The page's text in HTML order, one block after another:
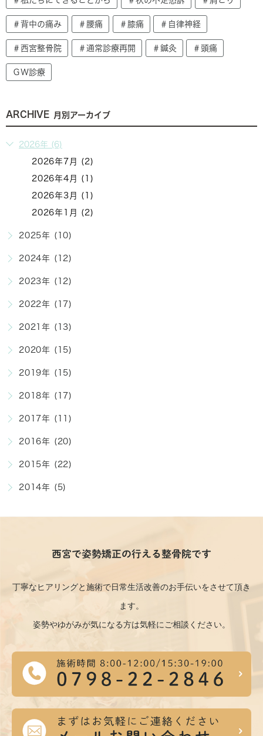
＃背中の痛み ＃腰痛 ＃膝痛 ＃自律神経
＃西宮整骨院 ＃通常診療再開 ＃鍼灸 ＃頭痛
ＧＷ診療
ARCHIVE 月別アーカイブ
2026年 (6)
2026年7月 (2)
2026年4月 (1)
2026年3月 (1)
2026年1月 (2)
2025年 (10)
2024年 (12)
2023年 (12)
2022年 (17)
2021年 (13)
2020年 (15)
2019年 (15)
2018年 (17)
2017年 (11)
2016年 (20)
2015年 (22)
2014年 (5)
西宮で姿勢矯正の行える整骨院です
丁寧なヒアリングと施術で日常生活改善のお手伝いをさせて頂き
ます。
姿勢やゆがみが気になる方は気軽にご相談ください。